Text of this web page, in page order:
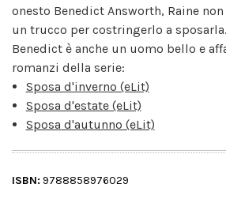
onesto Benedict Answorth, Raine
un trucco per costringerlo a
Benedict è anche un uomo bello e
romanzi della serie:
Sposa d'inverno (eLit)
Sposa d'estate (eLit)
Sposa d'autunno (eLit)
ISBN: 9788858976029